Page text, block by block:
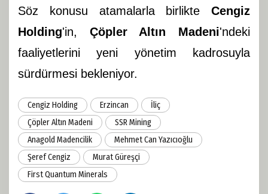
Söz konusu atamalarla birlikte Cengiz
Holding'in, Çöpler Altın Madeni'ndeki
faaliyetlerini yeni yönetim kadrosuyla
sürdürmesi bekleniyor.
Cengiz Holding Erzincan
İliç
Çöpler Altın Madeni
SSR Mining
Anagold Madencilik
Mehmet Can Yazıcıoğlu
Şeref Cengiz
Murat Güreşçi
First Quantum Minerals